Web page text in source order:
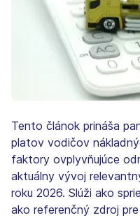
Tento článok prináša
platov vodičov
faktory ovplyvňujúce
aktuálny vývoj
roku 2026. Slúži ako
ako referenčný zdroj